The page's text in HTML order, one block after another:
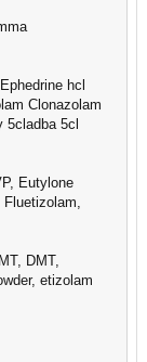
hcl
Clonazolam
5cladba 5cl
Eutylone
DMT,
etizolam